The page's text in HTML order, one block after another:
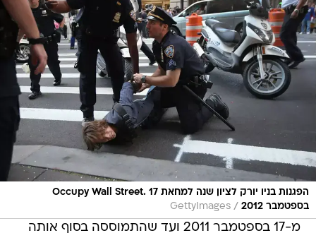
הפגנות בניו יורק לציון שנה למחאת Occupy Wall Street. 17
בספטמבר 2012
/
GettyImages
מ-17 בספטמבר 2011 ועד שהתמוססה בסוף אותה